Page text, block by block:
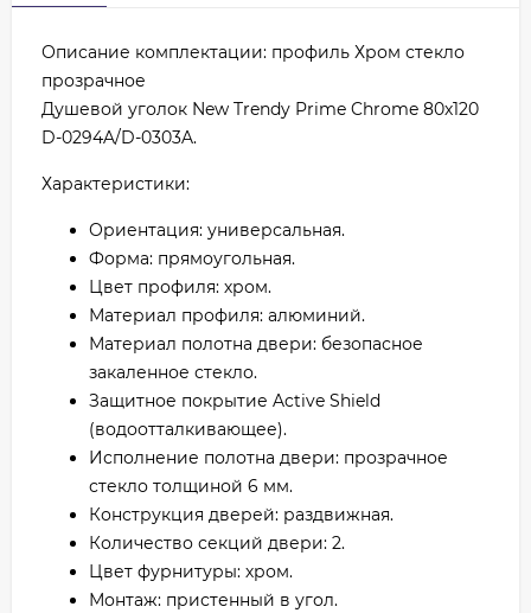
Описание комплектации: профиль Хром стекло
прозрачное
Душевой уголок New Trendy Prime Chrome 80х120
D-0294A/D-0303A.
Характеристики:
Ориентация: универсальная.
Форма: прямоугольная.
Цвет профиля: хром.
Материал профиля: алюминий.
Материал полотна двери: безопасное
закаленное стекло.
Защитное покрытие Active Shield
(водоотталкивающее).
Исполнение полотна двери: прозрачное
стекло толщиной 6 мм.
Конструкция дверей: раздвижная.
Количество секций двери: 2.
Цвет фурнитуры: хром.
Монтаж: пристенный в угол.